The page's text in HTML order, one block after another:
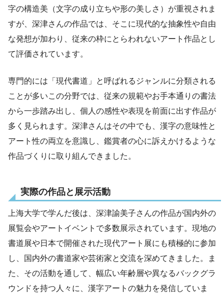
字の構造美（文字の成り立ちや形の美しさ）が重視されま
すが、深津さんの作品では、そこに現代的な抽象性や自由
な発想が加わり、従来の枠にとらわれないアート作品とし
て評価されています。
専門的には「現代書道」と呼ばれるジャンルに分類される
ことが多いこの分野では、従来の規範やお手本通りの書法
から一歩踏み出し、個人の感性や表現を前面に出す作品が
多く見られます。深津さんはその中でも、漢字の意味性と
アート性の両立を意識し、鑑賞者の心に訴えかけるような
作品づくりに取り組んできました。
実際の作品と展示活動
上海大学で学んだ後は、深津諭美子さんの作品が国内外の
展覧会やアートイベントで多数展示されています。現地の
書道展や日本で開催された現代アート展にも積極的に参加
し、国内外の書道家や芸術家と交流を深めてきました。ま
た、その活動を通して、幅広い年齢層や異なるバックグラ
ウンドを持つ人々に、漢字アートの魅力を発信していま